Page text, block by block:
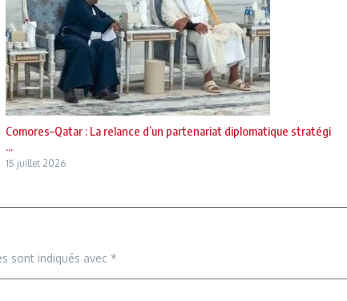
Comores–Qatar : La relance d’un partenariat diplomatique stratégi
...
15 juillet 2026
sont indiqués avec *